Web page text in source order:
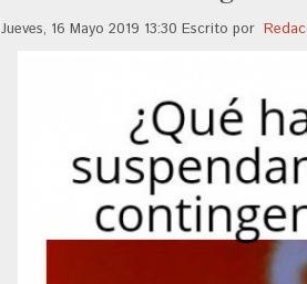
Jueves, 16 Mayo 2019 13:30 Escrito por